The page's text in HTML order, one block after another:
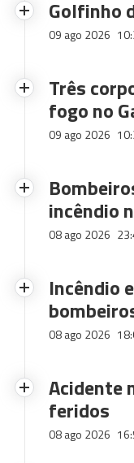
Golfinho
09 ago 2026
Três
fogo no
09 ago 2026
incêndio
08 ago 2026
Incêndio
08 ago 2026
Acidente
feridos
08 ago 2026